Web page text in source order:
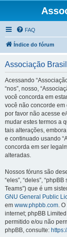
FAQ
Índice do fórum
Associação
Acessando
“nos”, nosso,
você concorda em
você não concorde
por favor não acesse
mudar estes termos a
tais alterações,
e continuado usando
concorda em ser
alteradas.
Nossos fóruns são
“eles”, “deles”,
Teams”) que é um
GNU General Public
em www.phpbb.com.
internet; phpBB
permitido e/ou não
phpBB, consulte: